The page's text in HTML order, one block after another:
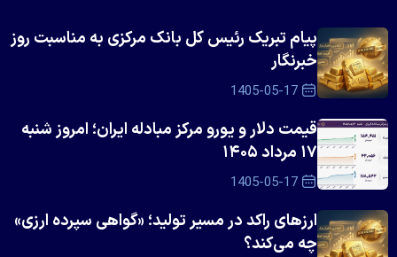
پیام تبریک رئیس کل بانک مرکزی به مناسبت روز
خبرنگار
1405-05-17
قیمت دلار و یورو مرکز مبادله ایران؛ امروز شنبه
۱۷ مرداد ۱۴۰۵
1405-05-17
ارزهای راکد در مسیر تولید؛ «گواهی سپرده ارزی»
چه می‌کند؟